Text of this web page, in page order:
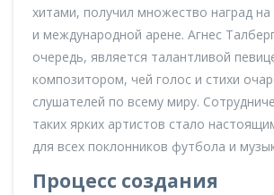
хитами, получил множество наград
и международной арене. Агнес
очередь, является талантливой
композитором, чей голос и стихи
слушателей по всему миру.
таких ярких артистов стало
для всех поклонников футбола и
Процесс создания